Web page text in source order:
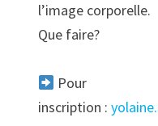
l’image corporelle.
Que faire?
Pour
inscription :